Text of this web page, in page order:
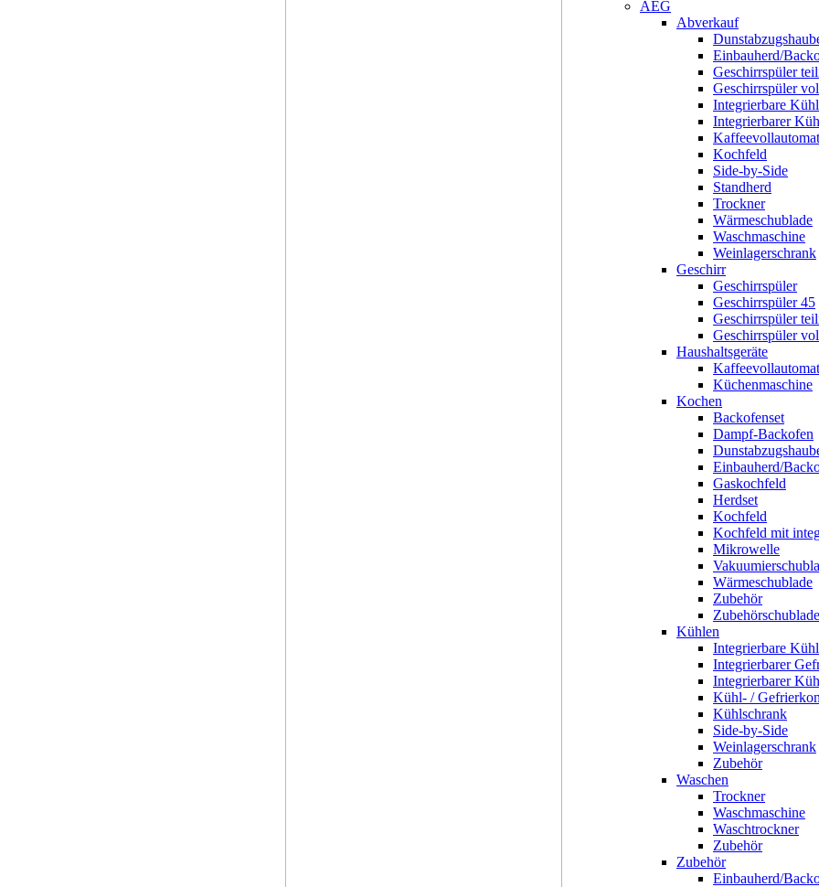
AEG
Abverkauf
Einbauherd/
Geschirrspüler
Geschirrspüler
Integrierbare
Integrierbarer
Kochfeld
Side-by-Side
Standherd
Trockner
Wärmeschublade
Waschmaschine
Weinlagerschrank
Geschirr
Geschirrspüler
Geschirrspüler 45
Geschirrspüler
Geschirrspüler
Haushaltsgeräte
Küchenmaschine
Kochen
Backofenset
Dampf-Backofen
Einbauherd/
Gaskochfeld
Herdset
Kochfeld
Kochfeld mit
Mikrowelle
Wärmeschublade
Zubehör
Zubehörschublade
Kühlen
Integrierbare
Integrierbarer
Integrierbarer
Kühl- /
Kühlschrank
Side-by-Side
Weinlagerschrank
Zubehör
Waschen
Trockner
Waschmaschine
Waschtrockner
Zubehör
Zubehör
Einbauherd/